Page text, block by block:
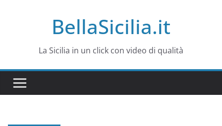
BellaSicilia.it
La Sicilia in un click con video di qualità